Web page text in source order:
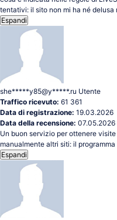
tentativi: il sito non mi ha né delusa
Espandi
she*****y85@y*****.ru Utente
Traffico ricevuto: 61 361
Data di registrazione: 19.03.2026
Data della recensione: 07.05.2026
Un buon servizio per ottenere
manualmente altri siti: il
Espandi